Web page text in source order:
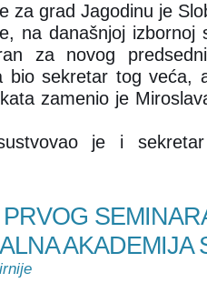
za grad Jagodinu je
na današnjoj izbornoj
za novog
bio sekretar tog veća,
zamenio je
je i
AKADEMIJA